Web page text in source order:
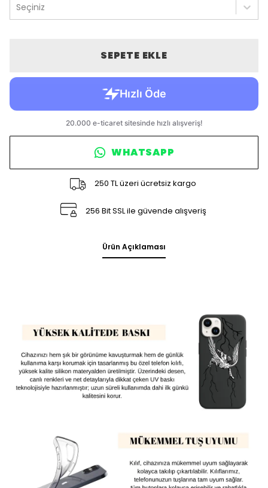
Seçiniz
SEPETE EKLE
WHATSAPP
250 TL üzeri ücretsiz kargo
256 Bit SSL ile güvende alışveriş
Ürün Açıklaması